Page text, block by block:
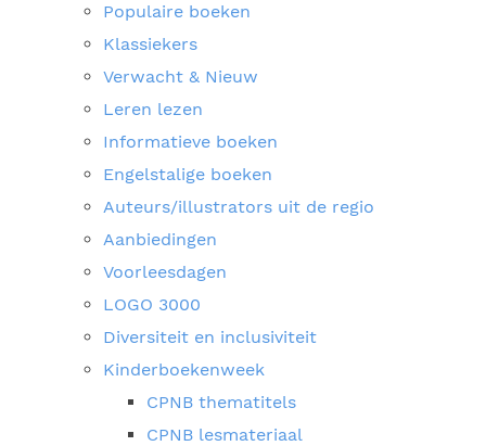
Populaire boeken
Klassiekers
Verwacht & Nieuw
Leren lezen
Informatieve boeken
Engelstalige boeken
Auteurs/illustrators uit de regio
Aanbiedingen
Voorleesdagen
LOGO 3000
Diversiteit en inclusiviteit
Kinderboekenweek
CPNB thematitels
CPNB lesmateriaal